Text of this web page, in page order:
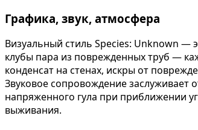
Графика, звук, атмосфера
Визуальный стиль Species: Unknown
клубы пара из поврежденных труб —
конденсат на стенах, искры от
Звуковое сопровождение
напряженного гула при приближении
выживания.